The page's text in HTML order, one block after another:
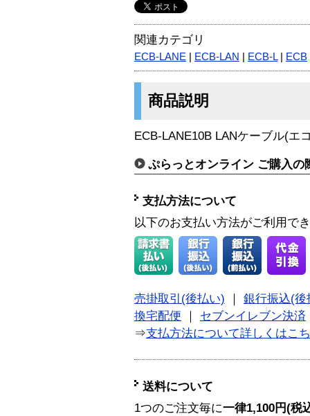
関連カテゴリ
ECB-LANE ECB-LAN ECB-L| ECB
商品説明
ECB-LANE10B LANケーブル(エ
ぷらっとオンライン ご購入の
支払方法について
以下のお支払い方法がご利用で
売掛取引(後払い)
銀行振込(後
換宅配便
セブンイレブン決済
⇒支払方法について詳しくはこ
送料について
1つのご注文毎に一律1,100円(税